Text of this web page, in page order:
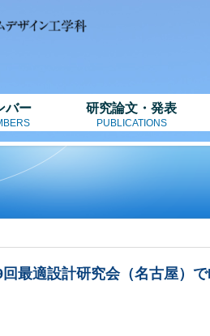
バー 研究論文・発表
PUBLICATIONS
最適設計研究会（名古屋）